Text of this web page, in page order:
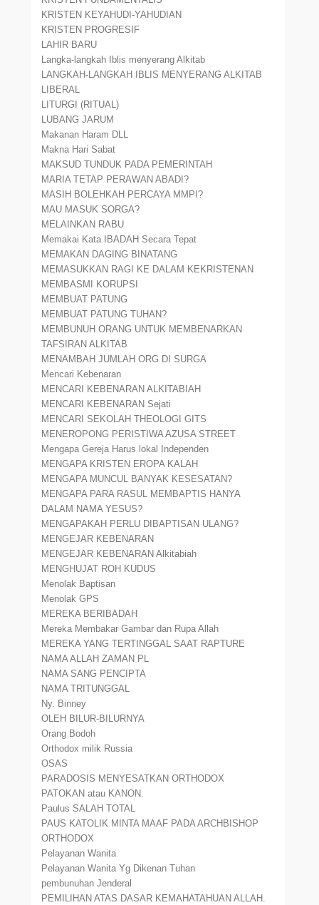
KRISTEN KEYAHUDI-YAHUDIAN
KRISTEN PROGRESIF
LAHIR BARU
Langka-langkah Iblis menyerang Alkitab
LANGKAH-LANGKAH IBLIS MENYERANG ALKITAB
LIBERAL
LITURGI (RITUAL)
LUBANG JARUM
Makanan Haram DLL
Makna Hari Sabat
MAKSUD TUNDUK PADA PEMERINTAH
MARIA TETAP PERAWAN ABADI?
MASIH BOLEHKAH PERCAYA MMPI?
MAU MASUK SORGA?
MELAINKAN RABU
Memakai Kata IBADAH Secara Tepat
MEMAKAN DAGING BINATANG
MEMASUKKAN RAGI KE DALAM KEKRISTENAN
MEMBASMI KORUPSI
MEMBUAT PATUNG
MEMBUAT PATUNG TUHAN?
MEMBUNUH ORANG UNTUK MEMBENARKAN
TAFSIRAN ALKITAB
MENAMBAH JUMLAH ORG DI SURGA
Mencari Kebenaran
MENCARI KEBENARAN ALKITABIAH
MENCARI KEBENARAN Sejati
MENCARI SEKOLAH THEOLOGI GITS
MENEROPONG PERISTIWA AZUSA STREET
Mengapa Gereja Harus lokal Independen
MENGAPA KRISTEN EROPA KALAH
MENGAPA MUNCUL BANYAK KESESATAN?
MENGAPA PARA RASUL MEMBAPTIS HANYA
DALAM NAMA YESUS?
MENGAPAKAH PERLU DIBAPTISAN ULANG?
MENGEJAR KEBENARAN
MENGEJAR KEBENARAN Alkitabiah
MENGHUJAT ROH KUDUS
Menolak Baptisan
Menolak GPS
MEREKA BERIBADAH
Mereka Membakar Gambar dan Rupa Allah
MEREKA YANG TERTINGGAL SAAT RAPTURE
NAMA ALLAH ZAMAN PL
NAMA SANG PENCIPTA
NAMA TRITUNGGAL
Ny. Binney
OLEH BILUR-BILURNYA
Orang Bodoh
Orthodox milik Russia
OSAS
PARADOSIS MENYESATKAN ORTHODOX
PATOKAN atau KANON.
Paulus SALAH TOTAL
PAUS KATOLIK MINTA MAAF PADA ARCHBISHOP
ORTHODOX
Pelayanan Wanita
Pelayanan Wanita Yg Dikenan Tuhan
pembunuhan Jenderal
PEMILIHAN ATAS DASAR KEMAHATAHUAN ALLAH.